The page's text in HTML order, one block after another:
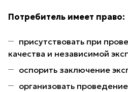
Потребитель имеет право:
присутствовать при
качества и независимой
оспорить заключение
организовать